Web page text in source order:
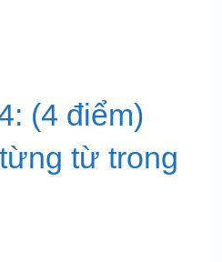
(4 điểm)
từ trong